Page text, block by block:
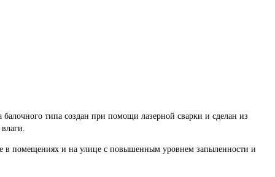
типа создан при помощи лазерной сварки и сделан из
в помещениях и на улице с повышенным уровнем запыленности и